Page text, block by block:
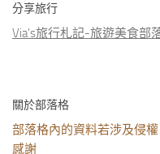
分享旅行
Via's旅行札記-旅遊美食部
關於部落格
部落格內的資料若涉及侵
感謝